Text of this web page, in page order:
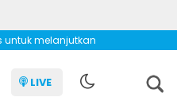
untuk melanjutkan
LIVE